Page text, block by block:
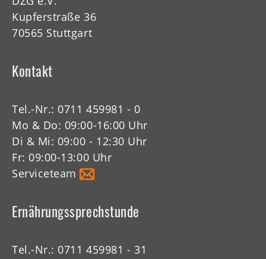
DZG e.V.
Kupferstraße 36
Tel.-Nr.: 0711 459981 - 0
Mo & Do: 09:00-16:00 Uhr
Di & Mi: 09:00 - 12:30 Uhr
Fr: 09:00-13:00 Uhr